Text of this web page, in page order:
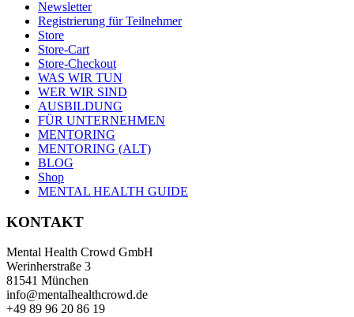
Newsletter
Registrierung für Teilnehmer
Store
Store-Cart
Store-Checkout
WAS WIR TUN
WER WIR SIND
AUSBILDUNG
FÜR UNTERNEHMEN
MENTORING
MENTORING (ALT)
BLOG
Shop
MENTAL HEALTH GUIDE
KONTAKT
Mental Health Crowd GmbH
Werinherstraße 3
81541 München
info@mentalhealthcrowd.de
+49 89 96 20 86 19